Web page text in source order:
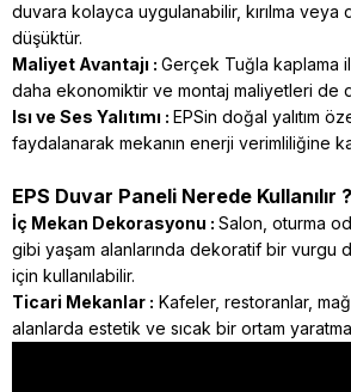
duvara kolayca uygulanabilir, kırılma veya
düşüktür.
Maliyet Avantajı : Gerçek Tuğla kaplama
daha ekonomiktir ve montaj maliyetleri de
Isı ve Ses Yalıtımı : EPSin doğal yalıtım
faydalanarak mekanın enerji verimliliğine
EPS Duvar Paneli Nerede Kullanılır ?
İç Mekan Dekorasyonu : Salon, oturma
gibi yaşam alanlarında dekoratif bir vurgu
için kullanılabilir.
Ticari Mekanlar : Kafeler, restoranlar,
alanlarda estetik ve sıcak bir ortam